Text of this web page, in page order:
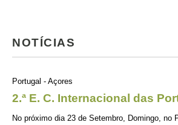
NOTÍCIAS
Portugal - Açores
2.ª E. C. Internacional das
No próximo dia 23 de Setembro, Domingo, no